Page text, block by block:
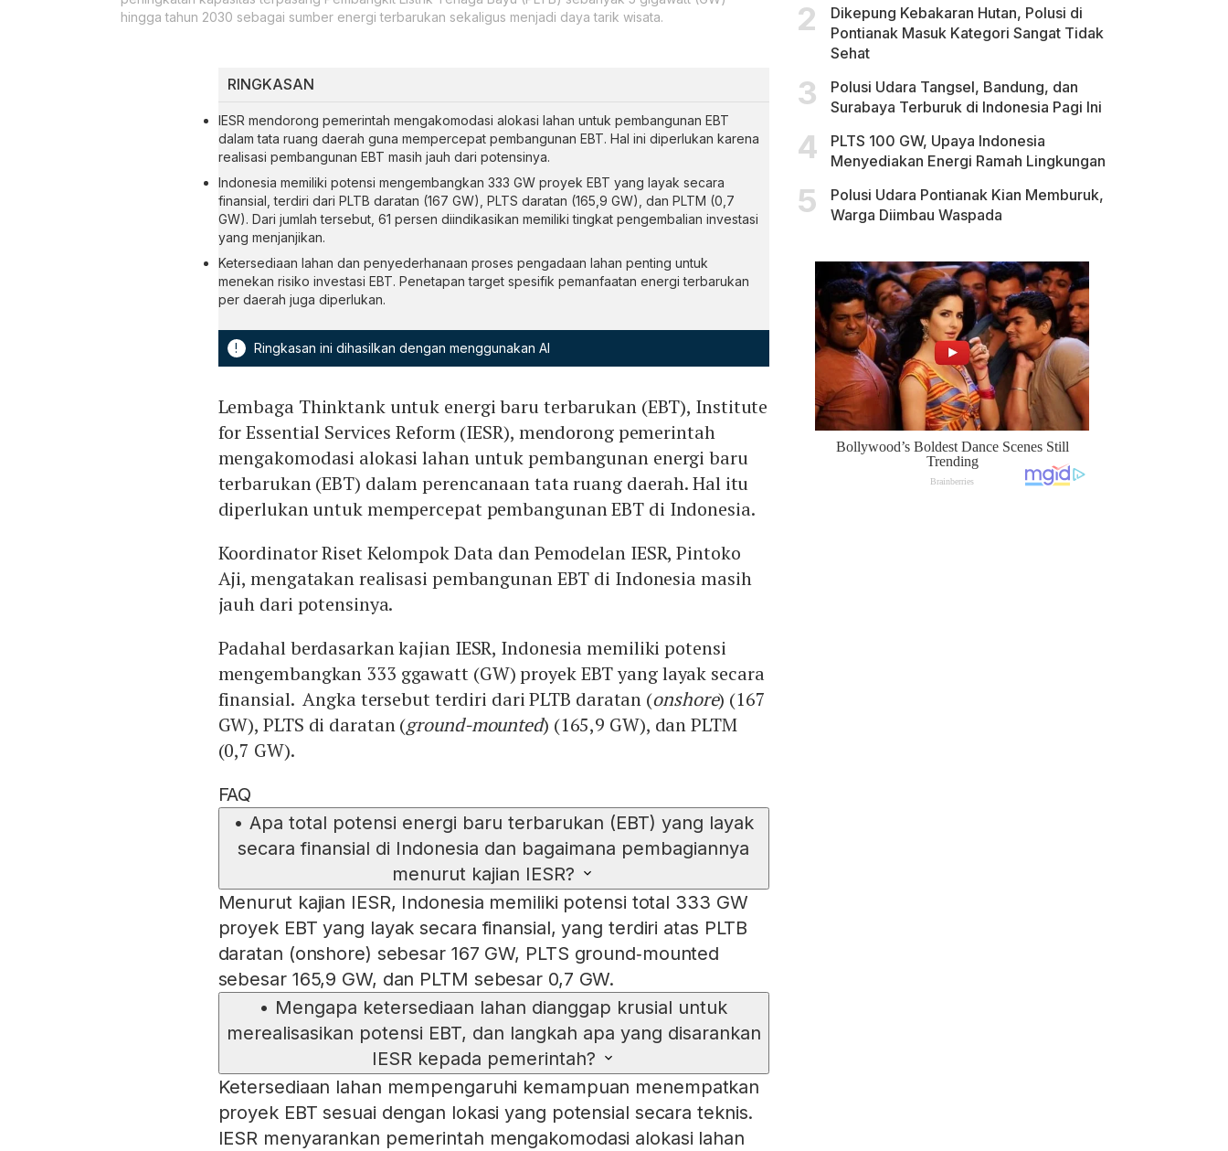
hingga tahun 2030 sebagai sumber energi terbarukan sekaligus menjadi daya tarik wisata.
RINGKASAN
IESR mendorong pemerintah mengakomodasi alokasi lahan untuk pembangunan EBT
dalam tata ruang daerah guna mempercepat pembangunan EBT. Hal ini diperlukan karena
realisasi pembangunan EBT masih jauh dari potensinya.
Indonesia memiliki potensi mengembangkan 333 GW proyek EBT yang layak secara
finansial, terdiri dari PLTB daratan (167 GW), PLTS daratan (165,9 GW), dan PLTM (0,7
GW). Dari jumlah tersebut, 61 persen diindikasikan memiliki tingkat pengembalian investasi
yang menjanjikan.
Ketersediaan lahan dan penyederhanaan proses pengadaan lahan penting untuk
menekan risiko investasi EBT. Penetapan target spesifik pemanfaatan energi terbarukan
per daerah juga diperlukan.
! Ringkasan ini dihasilkan dengan menggunakan AI
Lembaga Thinktank untuk energi baru terbarukan (EBT), Institute
for Essential Services Reform (IESR), mendorong pemerintah
mengakomodasi alokasi lahan untuk pembangunan energi baru
terbarukan (EBT) dalam perencanaan tata ruang daerah. Hal itu
diperlukan untuk mempercepat pembangunan EBT di Indonesia.
Koordinator Riset Kelompok Data dan Pemodelan IESR, Pintoko
Aji, mengatakan realisasi pembangunan EBT di Indonesia masih
jauh dari potensinya.
Padahal berdasarkan kajian IESR, Indonesia memiliki potensi
mengembangkan 333 ggawatt (GW) proyek EBT yang layak secara
finansial. Angka tersebut terdiri dari PLTB daratan (onshore) (167
GW), PLTS di daratan (ground-mounted) (165,9 GW), dan PLTM
(0,7 GW).
FAQ
• Apa total potensi energi baru terbarukan (EBT) yang layak
secara finansial di Indonesia dan bagaimana pembagiannya
menurut kajian IESR?
Menurut kajian IESR, Indonesia memiliki potensi total 333 GW
proyek EBT yang layak secara finansial, yang terdiri atas PLTB
daratan (onshore) sebesar 167 GW, PLTS ground‑mounted
sebesar 165,9 GW, dan PLTM sebesar 0,7 GW.
• Mengapa ketersediaan lahan dianggap krusial untuk
merealisasikan potensi EBT, dan langkah apa yang disarankan
IESR kepada pemerintah?
Ketersediaan lahan mempengaruhi kemampuan menempatkan
proyek EBT sesuai dengan lokasi yang potensial secara teknis.
IESR menyarankan pemerintah mengakomodasi alokasi lahan
Dikepung Kebakaran Hutan, Polusi di
Pontianak Masuk Kategori Sangat Tidak
Sehat
Polusi Udara Tangsel, Bandung, dan
Surabaya Terburuk di Indonesia Pagi Ini
PLTS 100 GW, Upaya Indonesia
Menyediakan Energi Ramah Lingkungan
Polusi Udara Pontianak Kian Memburuk,
Warga Diimbau Waspada